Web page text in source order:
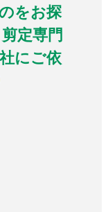
をお探
定専門
にご依